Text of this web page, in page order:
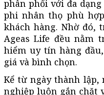
phân phối với đa
phi nhân thọ phù
khách hàng. Nhờ đó,
Ageas Life đều nằm
hiểm uy tín hàng
giá và bình chọn.
Kể từ ngày thành lập,
nghiệp luôn gắn chặt